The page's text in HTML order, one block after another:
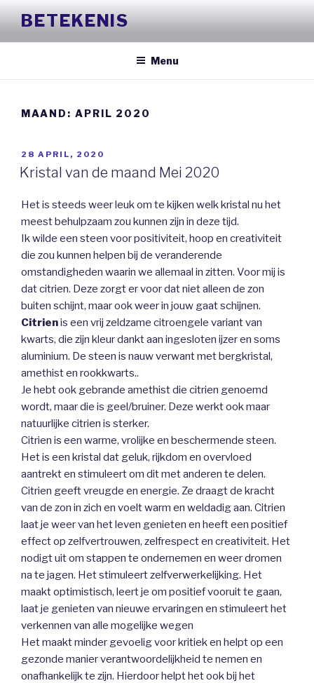
inhoud
BETEKENIS
Menu
MAAND: APRIL 2020
GEPLAATST
OP
28 APRIL, 2020
Kristal van de maand Mei 2020
Het is steeds weer leuk om te kijken welk kristal nu het
meest behulpzaam zou kunnen zijn in deze tijd.
Ik wilde een steen voor positiviteit, hoop en creativiteit
die zou kunnen helpen bij de veranderende
omstandigheden waarin we allemaal in zitten. Voor mij is
dat citrien. Deze zorgt er voor dat niet alleen de zon
buiten schijnt, maar ook weer in jouw gaat schijnen.
Citrienis een vrij zeldzame citroengele variant van
kwarts, die zijn kleur dankt aan ingesloten ijzer en soms
aluminium. De steen is nauw verwant met bergkristal,
amethist en rookkwarts..
Je hebt ook gebrande amethist die citrien genoemd
wordt, maar die is geel/bruiner. Deze werkt ook maar
natuurlijke citrien is sterker.
Citrien is een warme, vrolijke en beschermende steen.
Het is een kristal dat geluk, rijkdom en overvloed
aantrekt en stimuleert om dit met anderen te delen.
Citrien geeft vreugde en energie. Ze draagt de kracht
van de zon in zich en voelt warm en weldadig aan. Citrien
laat je weer van het leven genieten en heeft een positief
effect op zelfvertrouwen, zelfrespect en creativiteit. Het
nodigt uit om stappen te ondernemen en weer dromen
na te jagen. Het stimuleert zelfverwerkelijking. Het
maakt optimistisch, leert je om positief vooruit te gaan,
laat je genieten van nieuwe ervaringen en stimuleert het
verkennen van alle mogelijke wegen
Het maakt minder gevoelig voor kritiek en helpt op een
gezonde manier verantwoordelijkheid te nemen en
onafhankelijk te zijn. Hierdoor helpt het ook bij het